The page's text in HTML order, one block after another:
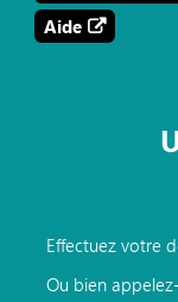
Aide
Effectuez votre
Ou bien